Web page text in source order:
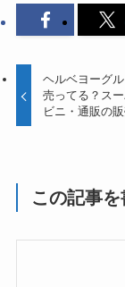
ヘルベヨーグ
売ってる？ス
ビニ・通販の
この記事